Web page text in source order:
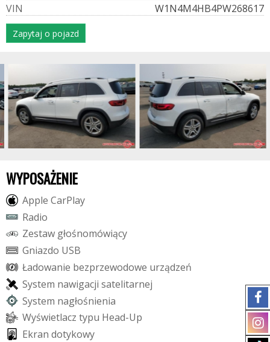
VIN W1N4M4HB4PW268617
Zapytaj o pojazd
WYPOSAŻENIE
Apple CarPlay
Radio
Zestaw głośnomówiący
Gniazdo USB
Ładowanie bezprzewodowe urządzeń
System nawigacji satelitarnej
System nagłośnienia
Wyświetlacz typu Head-Up
Ekran dotykowy